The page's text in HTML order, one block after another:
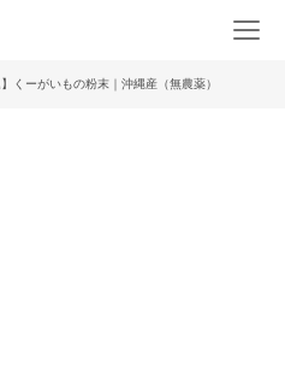
】くーがいもの粉末｜沖縄産（無農薬）